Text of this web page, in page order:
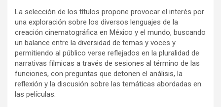
La selección de los títulos propone provocar el interés por
una exploración sobre los diversos lenguajes de la
creación cinematográfica en México y el mundo, buscando
un balance entre la diversidad de temas y voces y
permitiendo al público verse reflejados en la pluralidad de
narrativas fílmicas a través de sesiones al término de las
funciones, con preguntas que detonen el análisis, la
reflexión y la discusión sobre las temáticas abordadas en
las películas.